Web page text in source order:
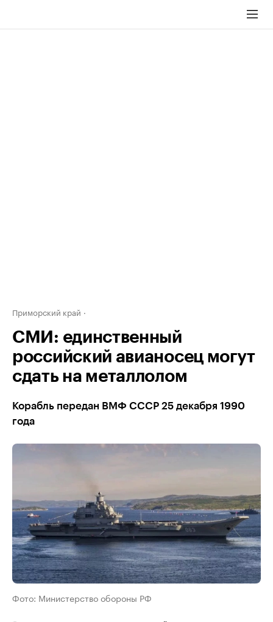
Приморский край
СМИ: единственный
российский авианосец могут
сдать на металлолом
Корабль передан ВМФ СССР 25 декабря 1990
года
Фото: Министерство обороны РФ